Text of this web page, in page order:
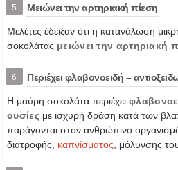
5 Μειώνει την αρτηριακή πίεση
Μελέτες έδειξαν ότι η κατανάλωση
σοκολάτας μειώνει την αρτηριακή
6 Περιέχει φλαβονοειδή –
Η μαύρη σοκολάτα περιέχει
ουσίεςμε ισχυρή δράση κατά των
παράγονται στον ανθρώπινο
διατροφής, καπνίσματος , μόλυνσης